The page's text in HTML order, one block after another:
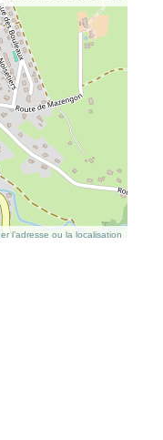
l’adresse ou la localisation